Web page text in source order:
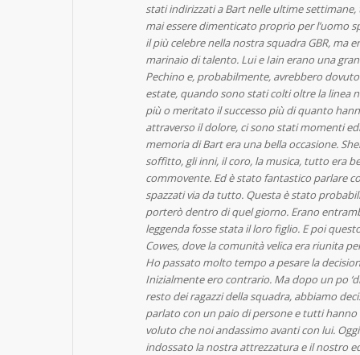
stati indirizzati a Bart nelle ultime
mai essere dimenticato proprio per l’uomo
il più celebre nella nostra squadra GBR, ma
marinaio di talento. Lui e Iain erano una
Pechino e, probabilmente, avrebbero
estate, quando sono stati colti oltre la linea
più o meritato il successo più di quanto
attraverso il dolore, ci sono stati momenti
memoria di Bart era una bella occasione.
soffitto, gli inni, il coro, la musica, tutto era
commovente. Ed è stato fantastico parlare
spazzati via da tutto. Questa è stato
porterò dentro di quel giorno. Erano
leggenda fosse stata il loro figlio. E poi
Cowes, dove la comunità velica era riunita
Ho passato molto tempo a pesare la
Inizialmente ero contrario. Ma dopo un po
resto dei ragazzi della squadra, abbiamo
parlato con un paio di persone e tutti hanno
voluto che noi andassimo avanti con lui.
indossato la nostra attrezzatura e il nostro